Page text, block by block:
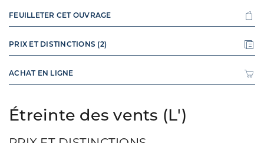
Étreinte des vents (L')
FEUILLETER CET OUVRAGE
PRIX ET DISTINCTIONS (2)
ACHAT EN LIGNE